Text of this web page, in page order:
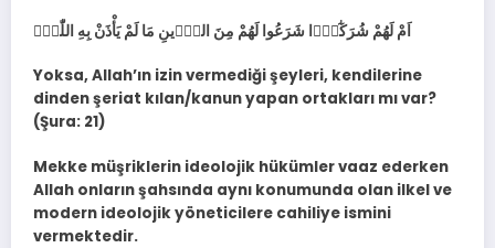
Yoksa, Allah’ın izin vermediği şeyleri, kendilerine
dinden şeriat kılan/kanun yapan ortakları mı var?
(Şura: 21)
Mekke müşriklerin ideolojik hükümler vaaz ederken
Allah onların şahsında aynı konumunda olan ilkel ve
modern ideolojik yöneticilere cahiliye ismini
vermektedir.